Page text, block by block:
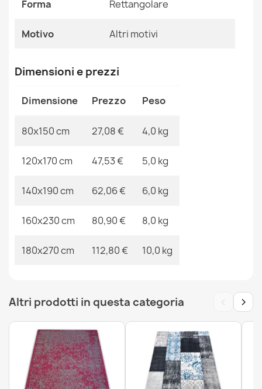
Tappeto DISTIN 0845A bianco / blu scuro / blu moderno
80,90 €
Tappeto DISTIN 0144B bianco / rosa / cipria moderno -
Astrazione, Vintage, Frange
Tappeto DISTIN 0843A bianco / blu scuro / blu moderno
- Ornamento, cornice, vintage, frange
Riferimenti Specifici
Forma Rettangolare
Motivo Altri motivi
Dimensioni e prezzi
Dimensione Prezzo Peso
80x150 cm 27,08 € 4,0 kg
120x170 cm 47,53 € 5,0 kg
140x190 cm 62,06 € 6,0 kg
160x230 cm 80,90 € 8,0 kg
180x270 cm 112,80 € 10,0 kg
Altri prodotti in questa categoria ‹ ›